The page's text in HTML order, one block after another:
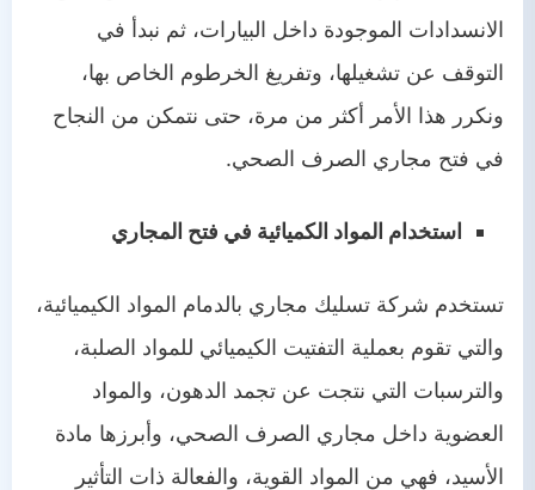
الانسدادات الموجودة داخل البيارات، ثم نبدأ في
التوقف عن تشغيلها، وتفريغ الخرطوم الخاص بها،
ونكرر هذا الأمر أكثر من مرة، حتى نتمكن من النجاح
في فتح مجاري الصرف الصحي.
استخدام المواد الكميائية في فتح المجاري
تستخدم شركة تسليك مجاري بالدمام المواد الكيميائية،
والتي تقوم بعملية التفتيت الكيميائي للمواد الصلبة،
والترسبات التي نتجت عن تجمد الدهون، والمواد
العضوية داخل مجاري الصرف الصحي، وأبرزها مادة
الأسيد، فهي من المواد القوية، والفعالة ذات التأثير